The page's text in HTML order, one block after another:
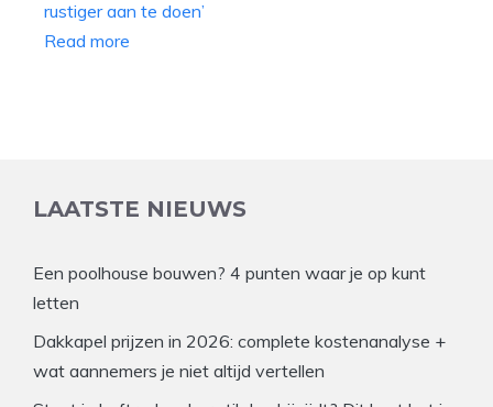
Read more
LAATSTE NIEUWS
Een poolhouse bouwen? 4 punten waar je op kunt
letten
Dakkapel prijzen in 2026: complete kostenanalyse +
wat aannemers je niet altijd vertellen